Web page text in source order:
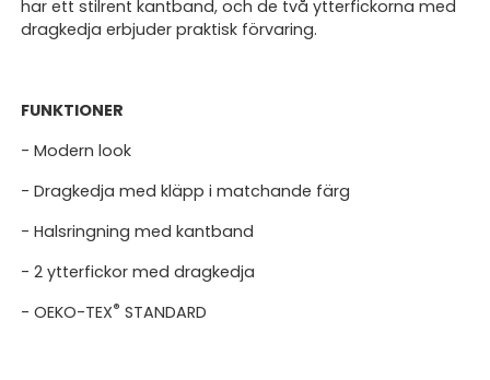
har ett stilrent kantband, och de två ytterfickorna med
dragkedja erbjuder praktisk förvaring.
FUNKTIONER
- Modern look
- Dragkedja med kläpp i matchande färg
- Halsringning med kantband
- 2 ytterfickor med dragkedja
- OEKO-TEX® STANDARD